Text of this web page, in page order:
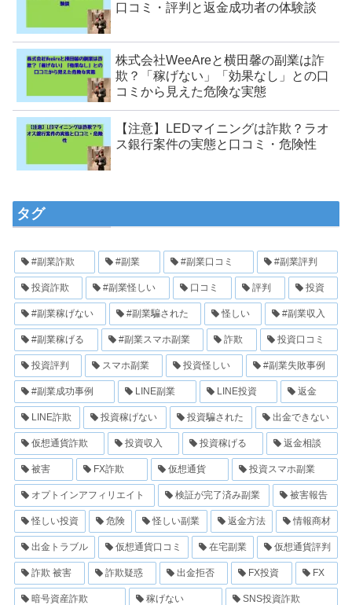
口コミ・評判と返金成功者の体験談
株式会社WeeAreと横田馨の副業は詐
欺？「稼げない」「効果なし」との口
コミから見えた危険な実態
【注意】LEDマイニングは詐欺？ラオ
ス銀行案件の実態と口コミ・危険性
タグ
#副業詐欺 #副業 #副業口コミ #副業評判
投資詐欺 #副業怪しい 口コミ 評判 投資
#副業稼げない #副業騙された 怪しい #副業収入
#副業稼げる #副業スマホ副業 詐欺 投資口コミ
投資評判 スマホ副業 投資怪しい #副業失敗事例
#副業成功事例 LINE副業 LINE投資 返金
LINE詐欺 投資稼げない 投資騙された 出金できない
仮想通貨詐欺 投資収入 投資稼げる 返金相談
被害 FX詐欺 仮想通貨 投資スマホ副業
オプトインアフィリエイト 検証が完了済み副業 被害報告
怪しい投資 危険 怪しい副業 返金方法 情報商材
出金トラブル 仮想通貨口コミ 在宅副業 仮想通貨評判
詐欺 被害 詐欺疑惑 出金拒否 FX投資 FX
暗号資産詐欺 稼げない SNS投資詐欺